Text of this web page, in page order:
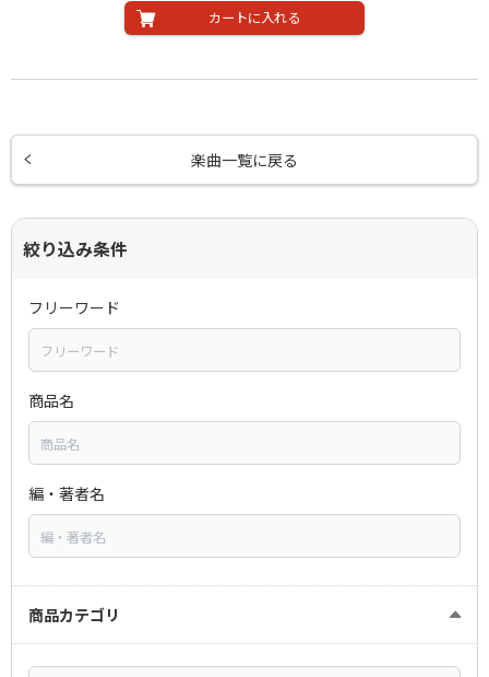
カートに入れる
楽曲一覧に戻る
絞り込み条件
フリーワード
商品名
編・著者名
商品カテゴリ